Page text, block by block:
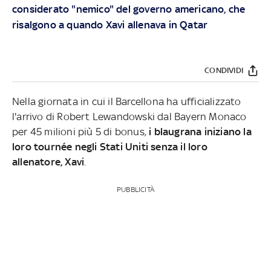
considerato "nemico" del governo americano, che
risalgono a quando Xavi allenava in Qatar
CONDIVIDI
Nella giornata in cui il Barcellona ha ufficializzato
l'arrivo di Robert Lewandowski dal Bayern Monaco
per 45 milioni più 5 di bonus, i blaugrana iniziano la
loro tournée negli Stati Uniti senza il loro
allenatore, Xavi
PUBBLICITÀ